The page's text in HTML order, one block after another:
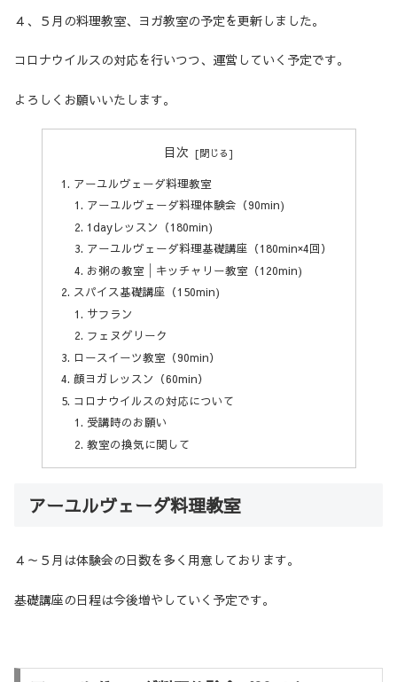
４、５月の料理教室、ヨガ教室の予定を更新しました。
コロナウイルスの対応を行いつつ、運営していく予定です。
よろしくお願いいたします。
目次
アーユルヴェーダ料理教室
アーユルヴェーダ料理体験会（90min)
1dayレッスン（180min)
アーユルヴェーダ料理基礎講座（180min×4回）
お粥の教室│キッチャリー教室（120min)
スパイス基礎講座（150min)
サフラン
フェヌグリーク
ロースイーツ教室（90min）
顔ヨガレッスン（60min）
コロナウイルスの対応について
受講時のお願い
教室の換気に関して
アーユルヴェーダ料理教室
４～５月は体験会の日数を多く用意しております。
基礎講座の日程は今後増やしていく予定です。